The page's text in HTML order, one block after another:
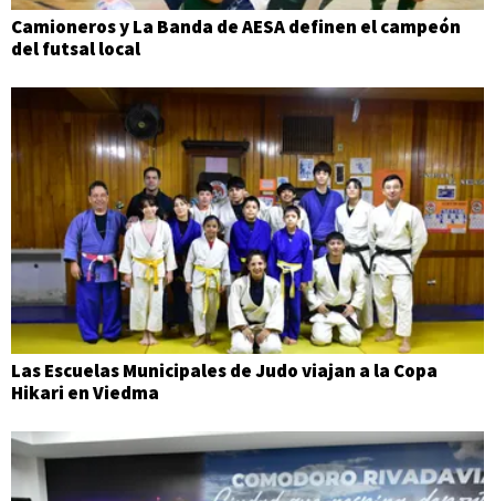
Camioneros y La Banda de AESA definen el campeón
del futsal local
Las Escuelas Municipales de Judo viajan a la Copa
Hikari en Viedma